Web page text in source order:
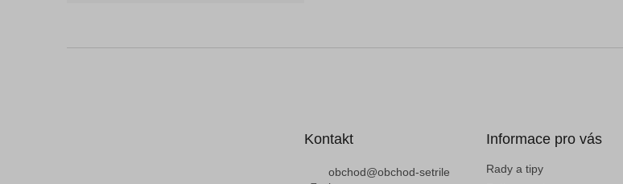
Kontakt
obchod@obchod-setrile
Informace pro vás
Rady a tipy